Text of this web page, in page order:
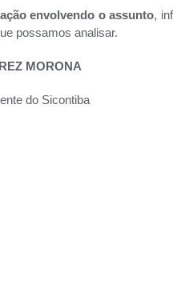
envolvendo o assunto,
possamos analisar.
MORONA
do Sicontiba